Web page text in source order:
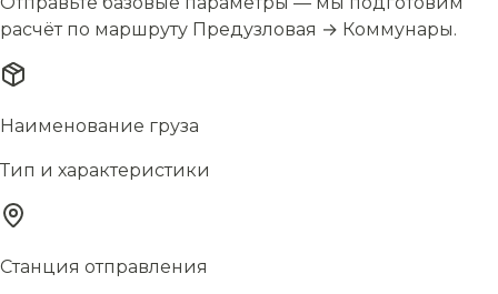
расчёт по маршруту Предузловая → Коммунары.
Наименование груза
Тип и характеристики
Станция отправления